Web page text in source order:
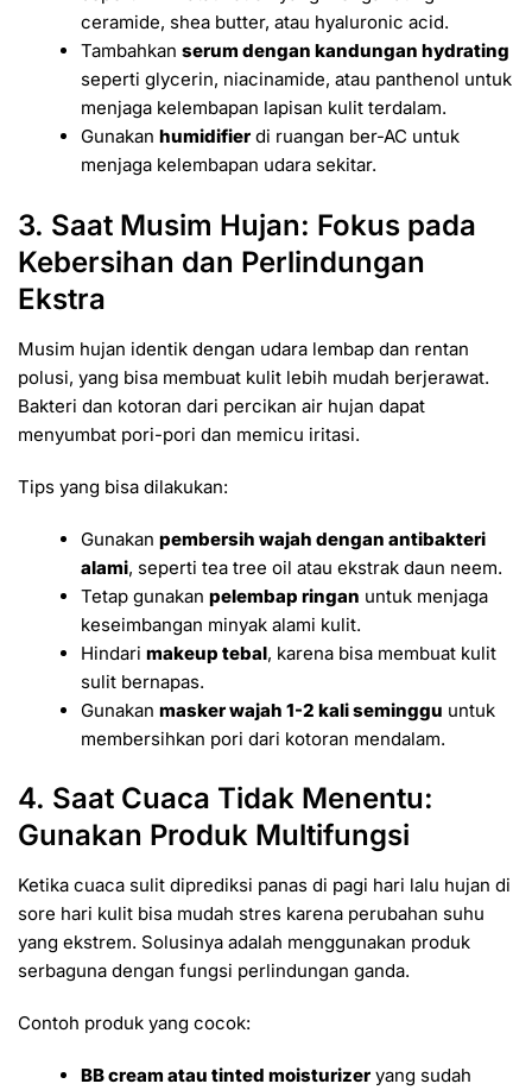
ceramide, shea butter, atau hyaluronic acid.
Tambahkanserum dengan kandungan hydrating
seperti glycerin, niacinamide, atau panthenol untuk
menjaga kelembapan lapisan kulit terdalam.
Gunakanhumidifier di ruangan ber-AC untuk
menjaga kelembapan udara sekitar.
3. Saat Musim Hujan: Fokus pada
Kebersihan dan Perlindungan
Ekstra
Musim hujan identik dengan udara lembap dan rentan
polusi, yang bisa membuat kulit lebih mudah berjerawat.
Bakteri dan kotoran dari percikan air hujan dapat
menyumbat pori-pori dan memicu iritasi.
Tips yang bisa dilakukan:
Gunakanpembersih wajah dengan antibakteri
alami, seperti tea tree oil atau ekstrak daun neem.
Tetap gunakanpelembap ringan untuk menjaga
keseimbangan minyak alami kulit.
Hindarimakeup tebal, karena bisa membuat kulit
sulit bernapas.
Gunakanmasker wajah 1-2 kali seminggu untuk
membersihkan pori dari kotoran mendalam.
4. Saat Cuaca Tidak Menentu:
Gunakan Produk Multifungsi
Ketika cuaca sulit diprediksi panas di pagi hari lalu hujan di
sore hari kulit bisa mudah stres karena perubahan suhu
yang ekstrem. Solusinya adalah menggunakan produk
serbaguna dengan fungsi perlindungan ganda.
Contoh produk yang cocok:
BB cream atau tinted moisturizer yang sudah